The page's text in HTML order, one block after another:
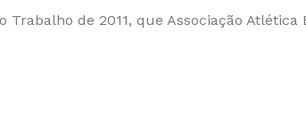
Trabalho de 2011, que Associação